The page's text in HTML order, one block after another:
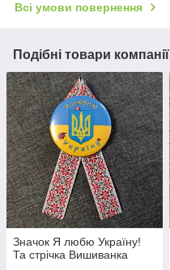
Всі умови повернення
Подібні товари компанії
Значок Я любю Україну!
Та стрічка Вишиванка